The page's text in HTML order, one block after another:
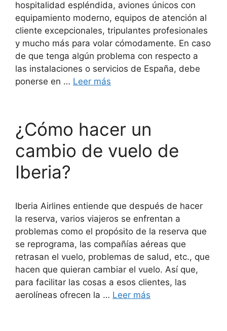
hospitalidad espléndida, aviones únicos con
equipamiento moderno, equipos de atención al
cliente excepcionales, tripulantes profesionales
y mucho más para volar cómodamente. En caso
de que tenga algún problema con respecto a
las instalaciones o servicios de España, debe
ponerse en … Leer más
¿Cómo hacer un
cambio de vuelo de
Iberia?
Iberia Airlines entiende que después de hacer
la reserva, varios viajeros se enfrentan a
problemas como el propósito de la reserva que
se reprograma, las compañías aéreas que
retrasan el vuelo, problemas de salud, etc., que
hacen que quieran cambiar el vuelo. Así que,
para facilitar las cosas a esos clientes, las
aerolíneas ofrecen la … Leer más